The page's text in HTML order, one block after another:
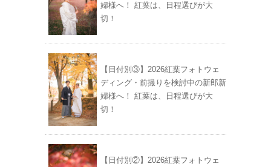
婦様へ！ 紅葉は、日程選びが大
切！
【日付別③】2026紅葉フォトウェ
ディング・前撮りを検討中の新郎新
婦様へ！ 紅葉は、日程選びが大
切！
【日付別②】2026紅葉フォトウェ